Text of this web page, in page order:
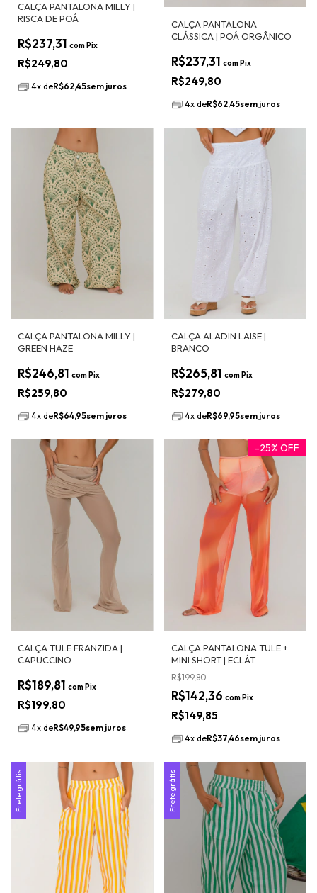
CALÇA PANTALONA MILLY |
RISCA DE POÁ
R$249,80
R$237,31 com Pix
4x deR$62,45sem juros
CALÇA PANTALONA
CLÁSSICA | POÁ ORGÂNICO
R$249,80
R$237,31 comPix
4x deR$62,45sem juros
CALÇA PANTALONA MILLY |
GREEN HAZE
R$259,80
R$246,81 com Pix
4x deR$64,95sem juros
CALÇA ALADIN LAISE |
BRANCO
R$279,80
R$265,81 com Pix
4x deR$69,95sem juros
CALÇA TULE FRANZIDA |
CAPUCCINO
R$199,80
R$189,81 com Pix
4x deR$49,95sem juros
CALÇA PANTALONA TULE +
MINI SHORT | ECLÁT
R$149,85
-25% OFF
R$199,80
R$142,36 com Pix
4x deR$37,46sem juros
Frete grátis Frete grátis